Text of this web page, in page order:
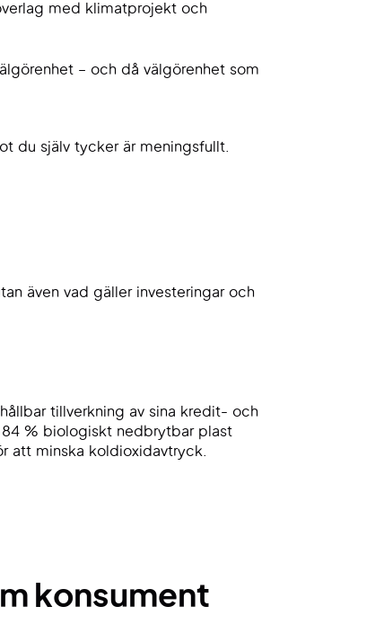
med klimatprojekt och
– och då välgörenhet som
du själv tycker är meningsfullt.
även vad gäller investeringar och
tillverkning av sina kredit- och
% biologiskt nedbrytbar plast
att minska koldioxidavtryck.
konsument